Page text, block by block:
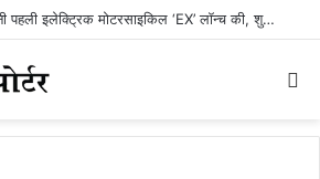
एवोर इलेक्ट्रिक ने अपनी पहली इलेक्ट्रिक मोटरसाइकिल ‘EX’ लॉन्च की, शुरुआती कीमत Rs. 1,24,999